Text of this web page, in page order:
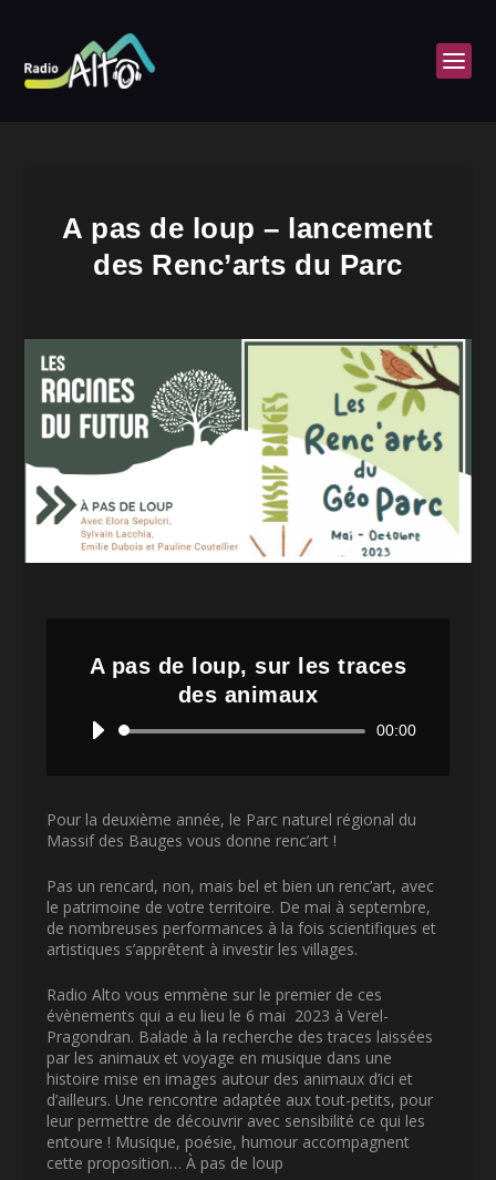
A pas de loup – lancement
des Renc’arts du Parc
A pas de loup, sur les traces
des animaux
Lecteur
00:00
Pour la deuxième année, le Parc naturel régional du
Massif des Bauges vous donne renc’art !
Pas un rencard, non, mais bel et bien un renc’art, avec
le patrimoine de votre territoire. De mai à septembre,
de nombreuses performances à la fois scientifiques et
artistiques s’apprêtent à investir les villages.
Radio Alto vous emmène sur le premier de ces
évènements qui a eu lieu le 6 mai 2023 à Verel-
Pragondran. Balade à la recherche des traces laissées
par les animaux et voyage en musique dans une
histoire mise en images autour des animaux d’ici et
d’ailleurs. Une rencontre adaptée aux tout-petits, pour
leur permettre de découvrir avec sensibilité ce qui les
entoure ! Musique, poésie, humour accompagnent
cette proposition… À pas de loup